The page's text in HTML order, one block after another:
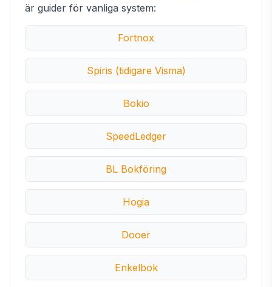
är guider för vanliga system:
Fortnox
Spiris (tidigare Visma)
Bokio
SpeedLedger
BL Bokföring
Hogia
Dooer
Enkelbok